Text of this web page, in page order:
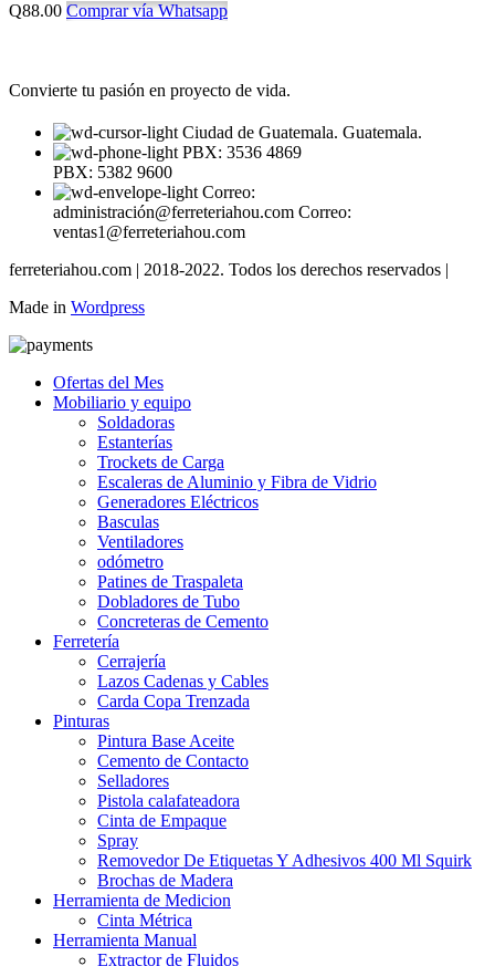
Q88.00 Comprar vía Whatsapp
Convierte tu pasión en proyecto de vida.
Ciudad de Guatemala. Guatemala.
PBX: 3536 4869
PBX: 5382 9600
Correo:
administración@ferreteriahou.com Correo:
ventas1@ferreteriahou.com
ferreteriahou.com | 2018-2022. Todos los derechos reservados |
Made in Wordpress
Ofertas del Mes
Mobiliario y equipo
Soldadoras
Estanterías
Trockets de Carga
Escaleras de Aluminio y Fibra de Vidrio
Generadores Eléctricos
Basculas
Ventiladores
odómetro
Patines de Traspaleta
Dobladores de Tubo
Concreteras de Cemento
Ferretería
Cerrajería
Lazos Cadenas y Cables
Carda Copa Trenzada
Pinturas
Pintura Base Aceite
Cemento de Contacto
Selladores
Pistola calafateadora
Cinta de Empaque
Spray
Removedor De Etiquetas Y Adhesivos 400 Ml Squirk
Brochas de Madera
Herramienta de Medicion
Cinta Métrica
Herramienta Manual
Extractor de Fluidos